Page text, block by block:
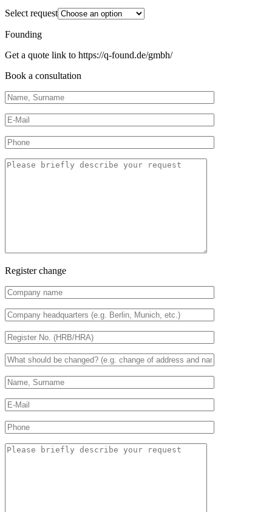
Select request
Founding
Get a quote link to https://q-found.de/gmbh/
Book a consultation
Register change